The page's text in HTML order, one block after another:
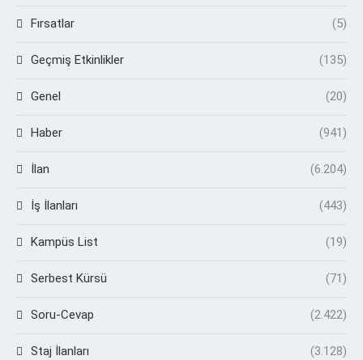
Fırsatlar (5)
Geçmiş Etkinlikler (135)
Genel (20)
Haber (941)
İlan (6.204)
İş İlanları (443)
Kampüs List (19)
Serbest Kürsü (71)
Soru-Cevap (2.422)
Staj İlanları (3.128)